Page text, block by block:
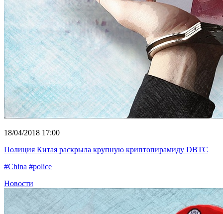
18/04/2018 17:00
Полиция Китая раскрыла крупную криптопирамиду DBTC
#China #police
Новости